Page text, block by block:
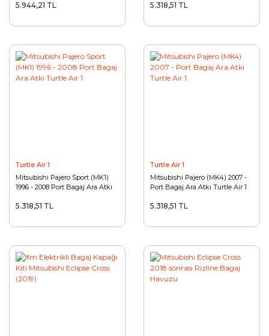
5.944,21 TL 5.318,51 TL
Turtle Air 1
Mitsubishi Pajero Sport (MK1)
1996 - 2008 Port Bagaj Ara Atkı
5.318,51 TL
Turtle Air 1
Mitsubishi Pajero (MK4) 2007 -
Port Bagaj Ara Atkı Turtle Air 1
5.318,51 TL